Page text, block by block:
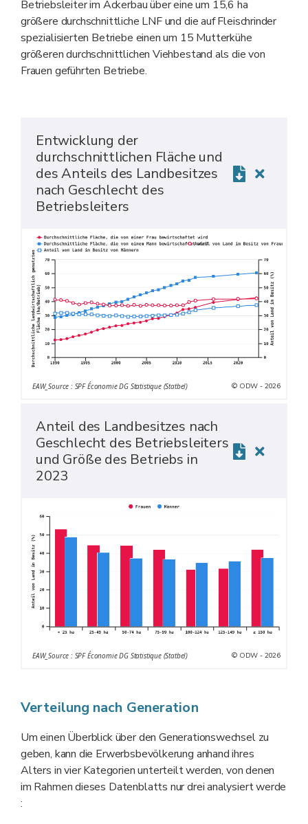
Betriebsleiter im Ackerbau über eine um 15,6 ha
größere durchschnittliche LNF und die auf Fleischrinder
spezialisierten Betriebe einen um 15 Mutterkühe
größeren durchschnittlichen Viehbestand als die von
Frauen geführten Betriebe.
Entwicklung der
durchschnittlichen Fläche und
des Anteils des Landbesitzes
nach Geschlecht des
Betriebsleiters
EAW_Source : SPF Économie DG Statistique (Statbel) © ODW - 2026
Anteil des Landbesitzes nach
Geschlecht des Betriebsleiters
und Größe des Betriebs in
2023
EAW_Source : SPF Économie DG Statistique (Statbel) © ODW - 2026
Verteilung nach Generation
Um einen Überblick über den Generationswechsel zu
geben, kann die Erwerbsbevölkerung anhand ihres
Alters in vier Kategorien unterteilt werden, von denen
im Rahmen dieses Datenblatts nur drei analysiert werde
: